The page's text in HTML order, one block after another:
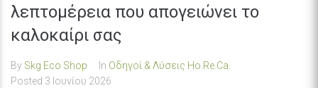
λεπτομέρεια που απογειώνει το
καλοκαίρι σας
By Skg Eco Shop In Οδηγοί & Λύσεις Ho.Re.Ca.
Posted 3 Ιουνίου 2026